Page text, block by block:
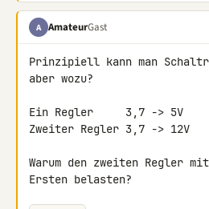
A AmateurGast
Prinzipiell kann man
aber wozu?
Ein Regler     3,7 -> 5V
Zweiter Regler 3,7 -> 12V
Warum den zweiten Regler
Ersten belasten?